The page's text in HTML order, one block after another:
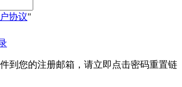
协议"
到您的注册邮箱，请立即点击密码重置链